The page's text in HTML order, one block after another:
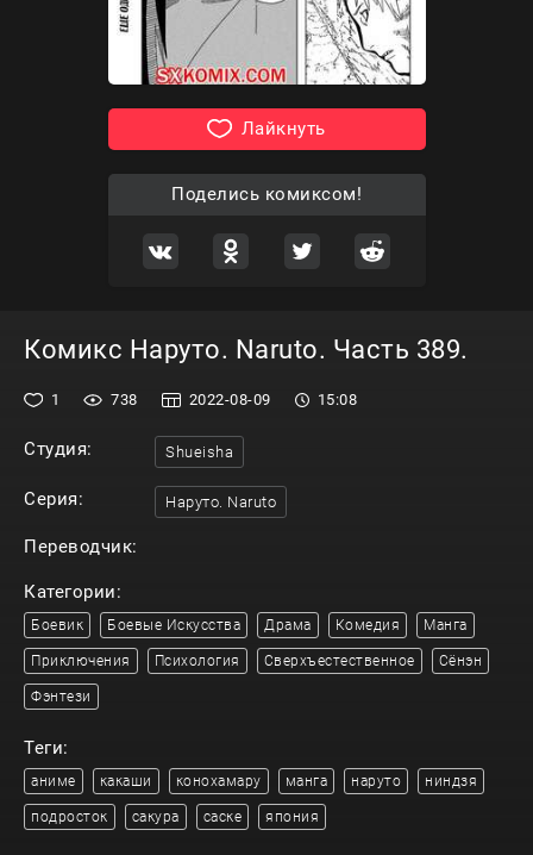
Лайкнуть
Поделись комиксом!
Комикс Наруто. Naruto. Часть 389.
1 738 2022-08-09 15:08
Студия: Shueisha
Серия: Наруто. Naruto
Переводчик:
Категории:
Боевик Боевые Искусства Драма Комедия Манга
Приключения Психология Сверхъестественное Сёнэн
Фэнтези
Теги:
аниме какаши конохамару манга наруто ниндзя
подросток сакура саске япония